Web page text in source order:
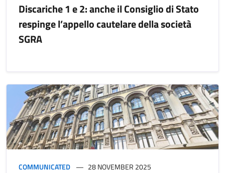
Discariche 1 e 2: anche il Consiglio di Stato
respinge l’appello cautelare della società
SGRA
COMMUNICATED 28 NOVEMBER 2025